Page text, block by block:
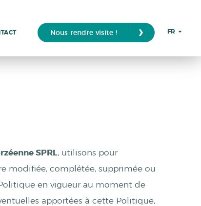
Nous rendre visite ! › FR
SPRL, utilisons pour
modifiée, complétée, supprimée ou
en vigueur au moment de
apportées à cette Politique,